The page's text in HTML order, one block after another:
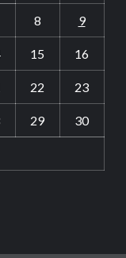
8 9
15 16
22 23
29 30